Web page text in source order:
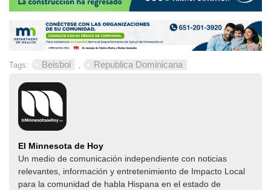
Tags: Beisbol , Republica Dominicana
El Minnesota de Hoy
Un medio de comunicación independiente con noticias
relevantes, información y entretenimiento de Impacto Local​​
para la comunidad de habla Hispana en el estado de